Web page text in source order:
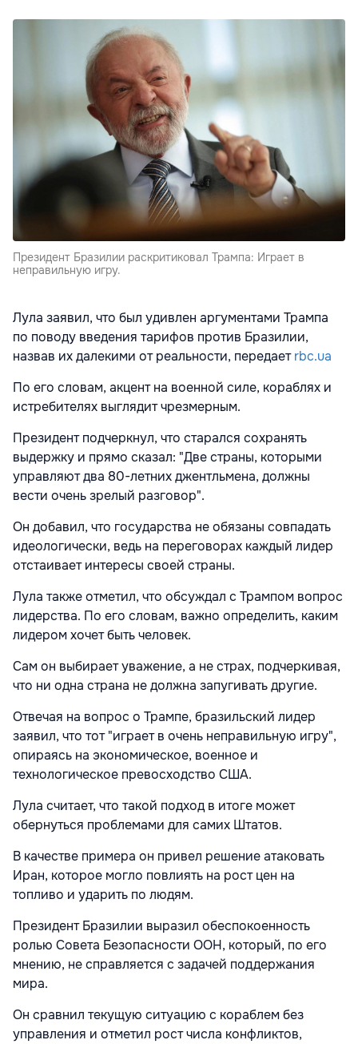
Президент Бразилии раскритиковал Трампа: Играет в
неправильную игру.
Лула заявил, что был удивлен аргументами Трампа
по поводу введения тарифов против Бразилии,
назвав их далекими от реальности, передаетrbc.ua
По его словам, акцент на военной силе, кораблях и
истребителях выглядит чрезмерным.
Президент подчеркнул, что старался сохранять
выдержку и прямо сказал: "Две страны, которыми
управляют два 80-летних джентльмена, должны
вести очень зрелый разговор".
Он добавил, что государства не обязаны совпадать
идеологически, ведь на переговорах каждый лидер
отстаивает интересы своей страны.
Лула также отметил, что обсуждал с Трампом вопрос
лидерства. По его словам, важно определить, каким
лидером хочет быть человек.
Сам он выбирает уважение, а не страх, подчеркивая,
что ни одна страна не должна запугивать другие.
Отвечая на вопрос о Трампе, бразильский лидер
заявил, что тот "играет в очень неправильную игру",
опираясь на экономическое, военное и
технологическое превосходство США.
Лула считает, что такой подход в итоге может
обернуться проблемами для самих Штатов.
В качестве примера он привел решение атаковать
Иран, которое могло повлиять на рост цен на
топливо и ударить по людям.
Президент Бразилии выразил обеспокоенность
ролью Совета Безопасности ООН, который, по его
мнению, не справляется с задачей поддержания
мира.
Он сравнил текущую ситуацию с кораблем без
управления и отметил рост числа конфликтов,